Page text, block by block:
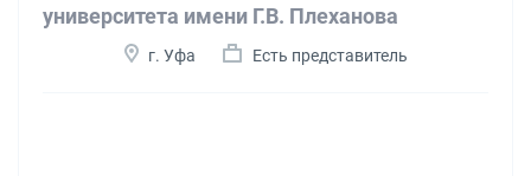
университета имени Г.В. Плеханова
г. Уфа Есть представитель